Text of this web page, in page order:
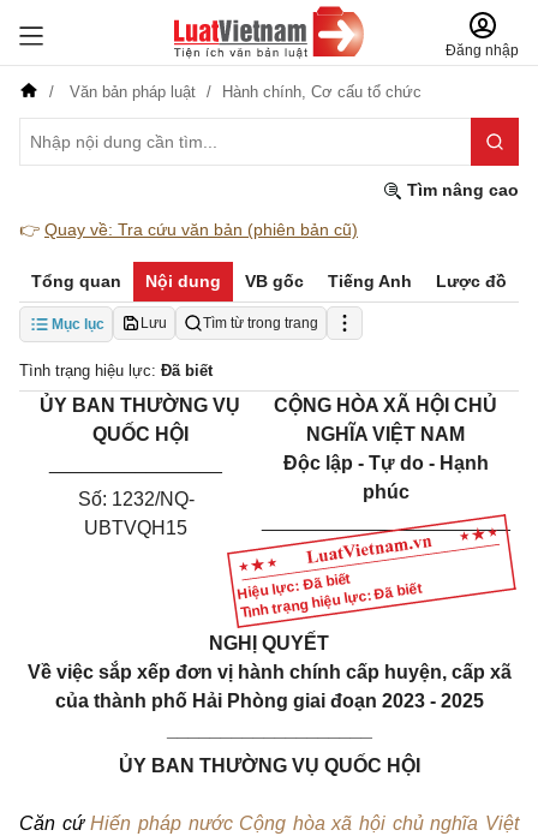
Đăng nhập
Văn bản pháp luật Hành chính, Cơ cấu tổ chức
Tìm nâng cao
👉 Quay về: Tra cứu văn bản (phiên bản cũ)
Tổng quan Nội dung VB gốc Tiếng Anh Lược đồ
Mục lục Lưu Tìm từ trong trang
Tình trạng hiệu lực: Đã biết
Hiệu lực: Đã biết
Tình trạng hiệu lực: Đã biết
ỦY BAN THƯỜNG VỤ
QUỐC HỘI
Số: 1232/NQ-
UBTVQH15
CỘNG HÒA XÃ HỘI CHỦ
NGHĨA VIỆT NAM
Độc lập - Tự do - Hạnh
phúc
_______________________
NGHỊ QUYẾT
Về việc sắp xếp đơn vị hành chính cấp huyện, cấp xã
của thành phố Hải Phòng giai đoạn 2023 - 2025
ỦY BAN THƯỜNG VỤ QUỐC HỘI
Căn cứHiến pháp nước Cộng hòa xã hội chủ nghĩa Việt